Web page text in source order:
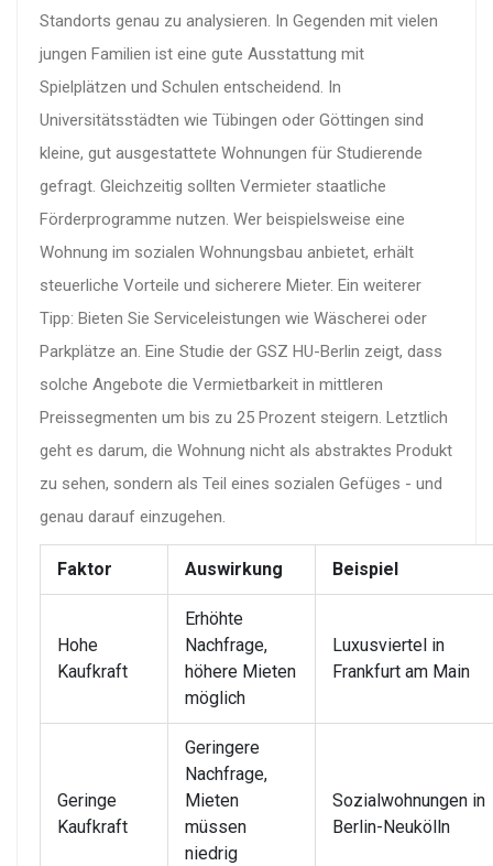
Standorts genau zu analysieren. In Gegenden mit vielen
jungen Familien ist eine gute Ausstattung mit
Spielplätzen und Schulen entscheidend. In
Universitätsstädten wie Tübingen oder Göttingen sind
kleine, gut ausgestattete Wohnungen für Studierende
gefragt. Gleichzeitig sollten Vermieter staatliche
Förderprogramme nutzen. Wer beispielsweise eine
Wohnung im sozialen Wohnungsbau anbietet, erhält
steuerliche Vorteile und sicherere Mieter. Ein weiterer
Tipp: Bieten Sie Serviceleistungen wie Wäscherei oder
Parkplätze an. Eine Studie der GSZ HU-Berlin zeigt, dass
solche Angebote die Vermietbarkeit in mittleren
Preissegmenten um bis zu 25 Prozent steigern. Letztlich
geht es darum, die Wohnung nicht als abstraktes Produkt
zu sehen, sondern als Teil eines sozialen Gefüges - und
genau darauf einzugehen.
Faktor Auswirkung Beispiel
Hohe
Kaufkraft
Erhöhte
Nachfrage,
höhere Mieten
möglich
Luxusviertel in
Frankfurt am Main
Geringe
Kaufkraft
Geringere
Nachfrage,
Mieten
müssen
niedrig
Sozialwohnungen in
Berlin-Neukölln